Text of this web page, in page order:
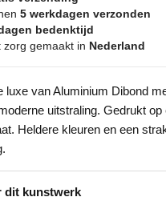
5 werkdagen verzonden
bedenktijd
zorg gemaakt in Nederland
luxe van Aluminium Dibond
uitstraling. Gedrukt op
Heldere kleuren en een
dit kunstwerk